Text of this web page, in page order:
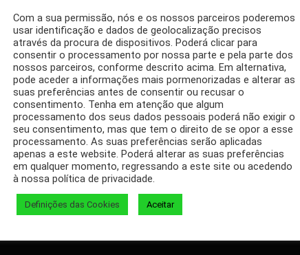
Facebook Twitter
Com a sua permissão, nós e os nossos parceiros poderemos
usar identificação e dados de geolocalização precisos
através da procura de dispositivos. Poderá clicar para
consentir o processamento por nossa parte e pela parte dos
nossos parceiros, conforme descrito acima. Em alternativa,
pode aceder a informações mais pormenorizadas e alterar as
suas preferências antes de consentir ou recusar o
consentimento. Tenha em atenção que algum
processamento dos seus dados pessoais poderá não exigir o
seu consentimento, mas que tem o direito de se opor a esse
processamento. As suas preferências serão aplicadas
apenas a este website. Poderá alterar as suas preferências
em qualquer momento, regressando a este site ou acedendo
à nossa política de privacidade.
Definições das Cookies Aceitar